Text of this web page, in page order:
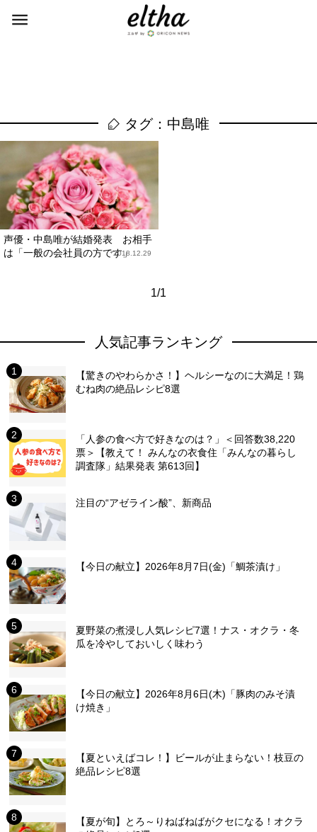
タグ：中島唯
声優・中島唯が結婚発表 お相手
は「一般の会社員の方です」2018.12.29
1/1
人気記事ランキング
【驚きのやわらかさ！】ヘルシーなのに大満足！鶏
むね肉の絶品レシピ8選
「人参の食べ方で好きなのは？」＜回答数38,220
票＞【教えて！ みんなの衣食住「みんなの暮らし
調査隊」結果発表 第613回】
注目の“アゼライン酸”、新商品
【今日の献立】2026年8月7日(金)「鯛茶漬け」
夏野菜の煮浸し人気レシピ7選！ナス・オクラ・冬
瓜を冷やしておいしく味わう
【今日の献立】2026年8月6日(木)「豚肉のみそ漬
け焼き」
【夏といえばコレ！】ビールが止まらない！枝豆の
絶品レシピ8選
【夏が旬】とろ～りねばねばがクセになる！オクラ